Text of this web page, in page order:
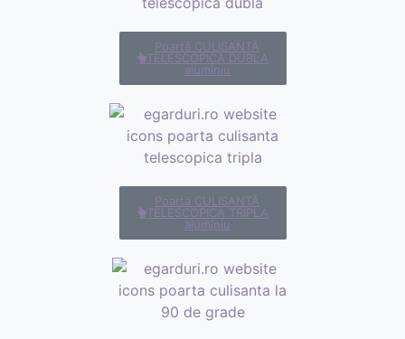
Poartă CULISANTĂ
TELESCOPICA DUBLA
aluminiu
Poartă CULISANTĂ
TELESCOPICA TRIPLA
aluminiu